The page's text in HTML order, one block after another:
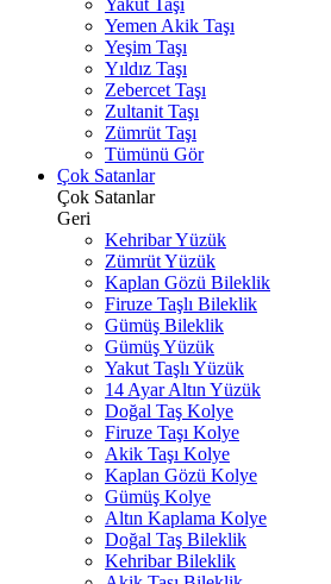
Yakut Taşı
Yemen Akik Taşı
Yeşim Taşı
Yıldız Taşı
Zebercet Taşı
Zultanit Taşı
Zümrüt Taşı
Tümünü Gör
Çok Satanlar
Çok Satanlar
Geri
Kehribar Yüzük
Zümrüt Yüzük
Kaplan Gözü Bileklik
Firuze Taşlı Bileklik
Gümüş Bileklik
Gümüş Yüzük
Yakut Taşlı Yüzük
14 Ayar Altın Yüzük
Doğal Taş Kolye
Firuze Taşı Kolye
Akik Taşı Kolye
Kaplan Gözü Kolye
Gümüş Kolye
Altın Kaplama Kolye
Doğal Taş Bileklik
Kehribar Bileklik